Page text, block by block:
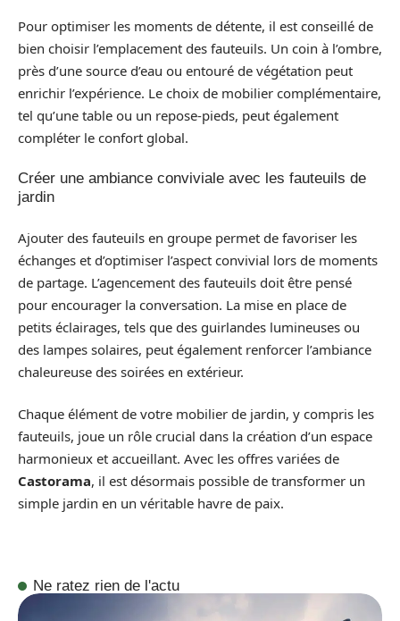
Pour optimiser les moments de détente, il est conseillé de
bien choisir l’emplacement des fauteuils. Un coin à l’ombre,
près d’une source d’eau ou entouré de végétation peut
enrichir l’expérience. Le choix de mobilier complémentaire,
tel qu’une table ou un repose-pieds, peut également
compléter le confort global.
Créer une ambiance conviviale avec les fauteuils de
jardin
Ajouter des fauteuils en groupe permet de favoriser les
échanges et d’optimiser l’aspect convivial lors de moments
de partage. L’agencement des fauteuils doit être pensé
pour encourager la conversation. La mise en place de
petits éclairages, tels que des guirlandes lumineuses ou
des lampes solaires, peut également renforcer l’ambiance
chaleureuse des soirées en extérieur.
Chaque élément de votre mobilier de jardin, y compris les
fauteuils, joue un rôle crucial dans la création d’un espace
harmonieux et accueillant. Avec les offres variées de
Castorama, il est désormais possible de transformer un
simple jardin en un véritable havre de paix.
Ne ratez rien de l'actu